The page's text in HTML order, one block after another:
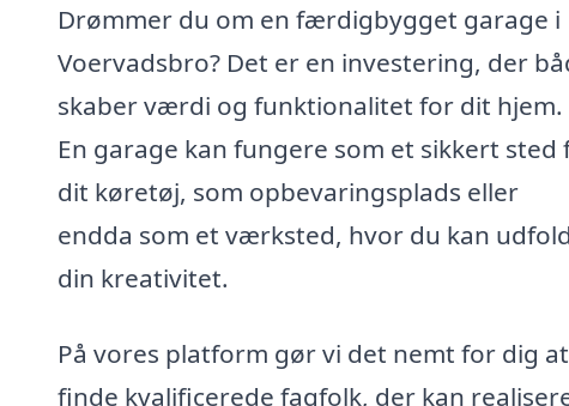
Drømmer du om en færdigbygget garage i
Voervadsbro? Det er en investering, der
skaber værdi og funktionalitet for dit hjem.
En garage kan fungere som et sikkert sted
dit køretøj, som opbevaringsplads eller
endda som et værksted, hvor du kan
din kreativitet.
På vores platform gør vi det nemt for dig at
finde kvalificerede fagfolk, der kan